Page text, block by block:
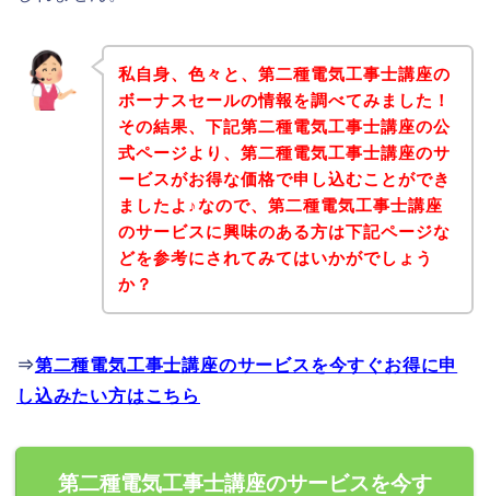
私自身、色々と、第二種電気工事士講座の
ボーナスセールの情報を調べてみました！
その結果、下記第二種電気工事士講座の公
式ページより、第二種電気工事士講座のサ
ービスがお得な価格で申し込むことができ
ましたよ♪なので、第二種電気工事士講座
のサービスに興味のある方は下記ページな
どを参考にされてみてはいかがでしょう
か？
⇒第二種電気工事士講座のサービスを今すぐお得に申
し込みたい方はこちら
第二種電気工事士講座のサービスを今す